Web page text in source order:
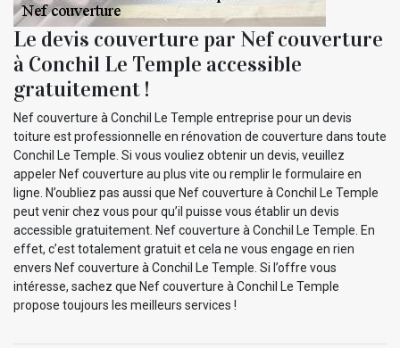
Le devis couverture par Nef couverture
à Conchil Le Temple accessible
gratuitement !
Nef couverture à Conchil Le Temple entreprise pour un devis
toiture est professionnelle en rénovation de couverture dans toute
Conchil Le Temple. Si vous vouliez obtenir un devis, veuillez
appeler Nef couverture au plus vite ou remplir le formulaire en
ligne. N’oubliez pas aussi que Nef couverture à Conchil Le Temple
peut venir chez vous pour qu’il puisse vous établir un devis
accessible gratuitement. Nef couverture à Conchil Le Temple. En
effet, c’est totalement gratuit et cela ne vous engage en rien
envers Nef couverture à Conchil Le Temple. Si l’offre vous
intéresse, sachez que Nef couverture à Conchil Le Temple
propose toujours les meilleurs services !